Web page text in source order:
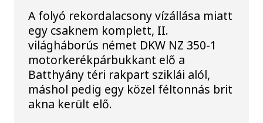
A folyó rekordalacsony vízállása miatt
egy csaknem komplett, II.
világháborús német DKW NZ 350-1
motorkerékpárbukkant elő a
Batthyány téri rakpart sziklái alól,
máshol pedig egy közel féltonnás brit
akna került elő.